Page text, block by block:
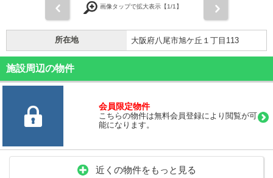
画像タップで拡大表示【1/1】
所在地 大阪府八尾市旭ケ丘１丁目113
施設周辺の物件
会員限定物件
こちらの物件は無料会員登録により閲覧が可
能になります。
近くの物件をもっと見る